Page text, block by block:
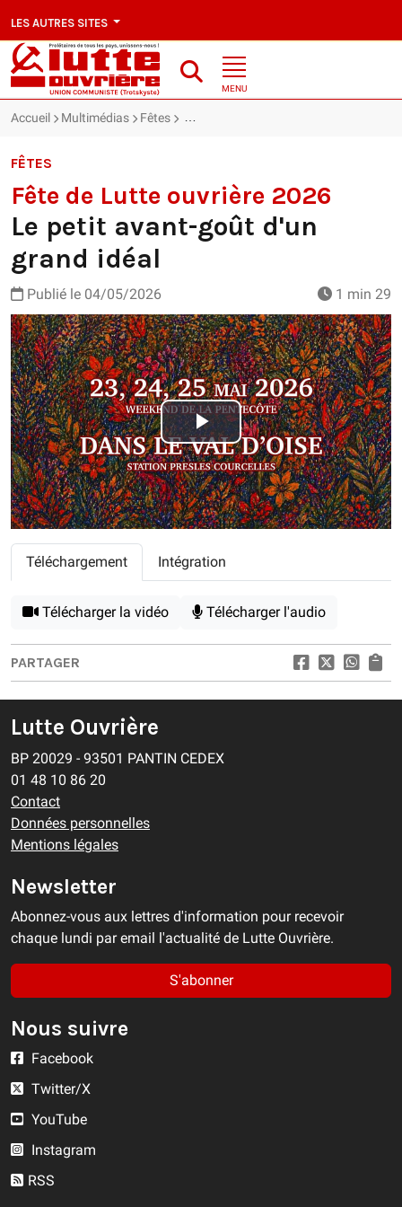
LES AUTRES SITES
MENU
Accueil Multimédias Fêtes Fête de Lutte ouvrière 2026 : Le petit
FÊTES
Fête de Lutte ouvrière 2026
Le petit avant-goût d'un
grand idéal
Publié le 04/05/2026 1 min 29
Play
Video
Téléchargement Intégration
Télécharger la vidéo Télécharger l'audio
PARTAGER
Lutte Ouvrière
BP 20029 - 93501 PANTIN CEDEX
01 48 10 86 20
Contact
Données personnelles
Mentions légales
Newsletter
Abonnez-vous aux lettres d'information pour recevoir
chaque lundi par email l'actualité de Lutte Ouvrière.
S'abonner
Nous suivre
Facebook
Twitter/X
YouTube
Instagram
RSS